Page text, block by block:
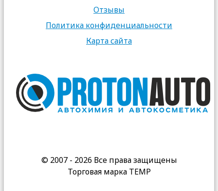
Отзывы
Политика конфиденциальности
Карта сайта
© 2007 - 2026 Все права защищены
Торговая марка TEMP